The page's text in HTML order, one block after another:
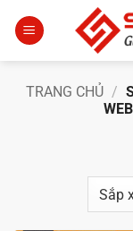
qua
TRANG CHỦ /